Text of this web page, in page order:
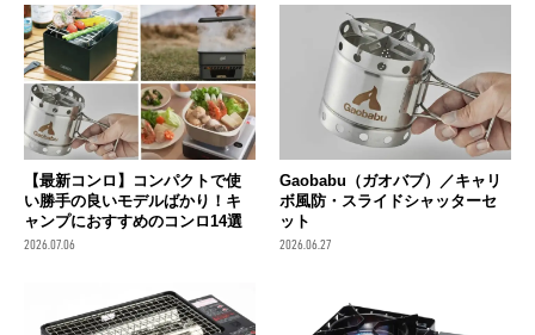
【最新コンロ】コンパクトで使
い勝手の良いモデルばかり！キ
ャンプにおすすめのコンロ14選
2026.07.06
Gaobabu（ガオバブ）／キャリ
ボ風防・スライドシャッターセ
ット
2026.06.27